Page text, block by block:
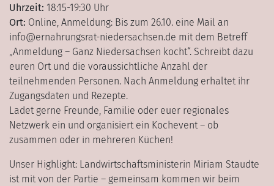
Uhrzeit: 18:15-19:30 Uhr
Ort: Online, Anmeldung: Bis zum 26.10. eine Mail an
info@ernahrungsrat-niedersachsen.de mit dem Betreff
„Anmeldung – Ganz Niedersachsen kocht“. Schreibt dazu
euren Ort und die voraussichtliche Anzahl der
teilnehmenden Personen. Nach Anmeldung erhaltet ihr
Zugangsdaten und Rezepte.
Ladet gerne Freunde, Familie oder euer regionales
Netzwerk ein und organisiert ein Kochevent – ob
zusammen oder in mehreren Küchen!
Unser Highlight: Landwirtschaftsministerin Miriam Staudte
ist mit von der Partie – gemeinsam kommen wir beim